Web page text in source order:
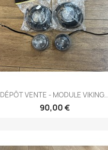
Aperçu rapide
DÉPÔT VENTE - MODULE
90,00 €